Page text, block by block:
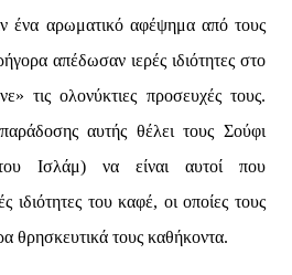
ένα αρωματικό αφέψημα από τους
απέδωσαν ιερές ιδιότητες στο
τις ολονύκτιες προσευχές τους.
αυτής θέλει τους Σούφι
του Ισλάμ) να είναι αυτοί που
ιδιότητες του καφέ, οι οποίες τους
θρησκευτικά τους καθήκοντα.